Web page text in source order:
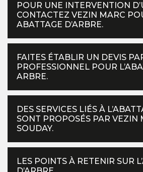
POUR UNE INTERVENTION
CONTACTEZ VEZIN MARC
ABATTAGE D’ARBRE.
FAITES ÉTABLIR UN DEVIS
PROFESSIONNEL POUR
ARBRE.
DES SERVICES LIÉS À
SONT PROPOSÉS PAR VEZIN
SOUDAY.
LES POINTS À RETENIR SUR